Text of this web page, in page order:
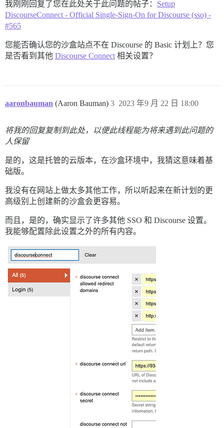
我刚刚回复了您在此处关于此问题的帖子： Setup
DiscourseConnect - Official Single-Sign-On for Discourse (sso) -
#565
您能否确认您的沙盒站点不在 Discourse 的 Basic 计划上？您
是否看到其他 Discourse Connect 相关设置？
aaronbauman (Aaron Bauman) 2023 年9 月 22 日 18:00
3
将我的回复复制到此处，以便此线程能为将来遇到此问题的
人保留
是的，这是托管的云版本，在沙盒环境中，我猜这意味着基
础版。
我没有在网站上做太多其他工作，所以听起来在新计划的更
高级别上创建新的沙盒会更容易。
而且，是的，确实显示了许多其他 SSO 和 Discourse 设置。
我能够配置除此设置之外的所有内容。